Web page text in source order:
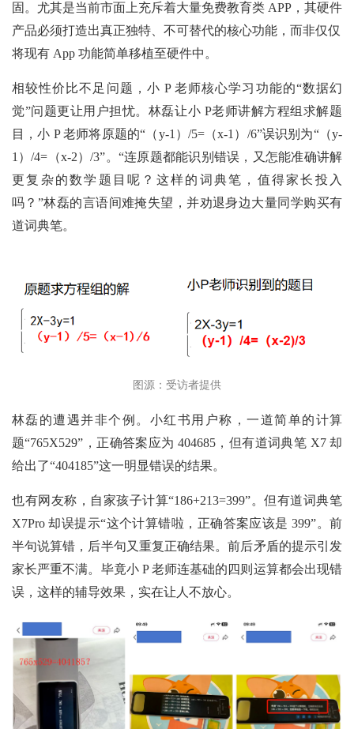
固。尤其是当前市面上充斥着大量免费教育类 APP，其硬件
产品必须打造出真正独特、不可替代的核心功能，而非仅仅
将现有 App 功能简单移植至硬件中。
相较性价比不足问题，小 P 老师核心学习功能的“数据幻
觉”问题更让用户担忧。林磊让小 P老师讲解方程组求解题
目，小 P 老师将原题的“（y-1）/5=（x-1）/6”误识别为“（y-
1）/4=（x-2）/3”。“连原题都能识别错误，又怎能准确讲解
更复杂的数学题目呢？这样的词典笔，值得家长投入
吗？”林磊的言语间难掩失望，并劝退身边大量同学购买有
道词典笔。
图源：受访者提供
林磊的遭遇并非个例。小红书用户称，一道简单的计算
题“765X529”，正确答案应为 404685，但有道词典笔 X7 却
给出了“404185”这一明显错误的结果。
也有网友称，自家孩子计算“186+213=399”。但有道词典笔
X7Pro 却误提示“这个计算错啦，正确答案应该是 399”。前
半句说算错，后半句又重复正确结果。前后矛盾的提示引发
家长严重不满。毕竟小 P 老师连基础的四则运算都会出现错
误，这样的辅导效果，实在让人不放心。